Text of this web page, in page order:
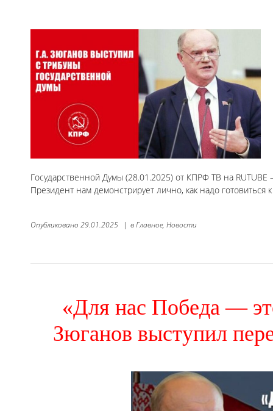
Государственной Думы (28.01.2025) от КПРФ ТВ на
Президент нам демонстрирует лично, как надо
Опубликовано 29.01.2025 | вГлавное, Новости
«Для нас Победа —
Зюганов выступил